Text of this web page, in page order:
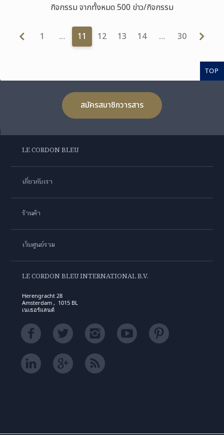
กิจกรรม จากทั้งหมด 500 ข่าว/กิจกรรม
1 … 11 12 13 14 … 30
TOP
สมัครสมาชิกวารสาร
LE CORDON BLEU
เกี่ยวกับเรา
ร้านค้า
เว็บศูนย์รวม
LE CORDON BLEU INTERNATIONAL B.V.
Herengracht 28
Amsterdam , 1015 BL
เนเธอร์แลนด์